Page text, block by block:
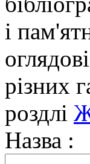
і
різних
роздлі
Назва :